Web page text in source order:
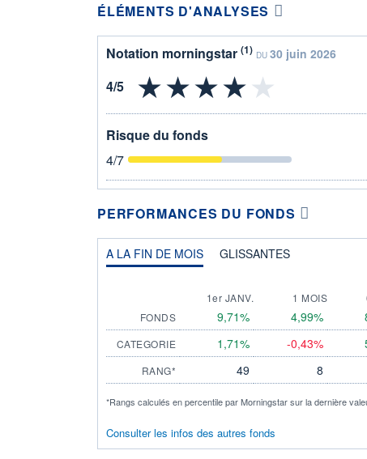
ÉLÉMENTS D'ANALYSES
Notation morningstar (1) DU 30 juin 2026
Risque du fonds
4/7
PERFORMANCES DU FONDS
A LA FIN DE MOIS GLISSANTES
1er JANV. 1 MOIS
FONDS
9,71% 4,99%
CATEGORIE 1,71% -0,43%
RANG* 49 8
*Rangs calculés en percentile par Morningstar sur la dernière
Consulter les infos des autres fonds